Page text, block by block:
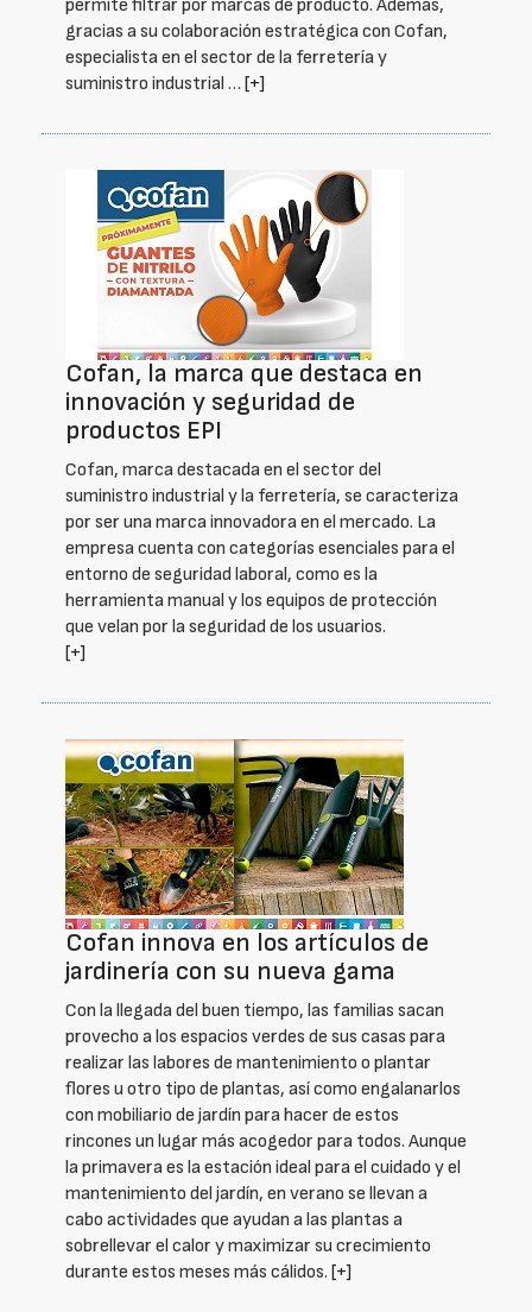
permite filtrar por marcas de producto. Además,
gracias a su colaboración estratégica con Cofan,
especialista en el sector de la ferretería y
suministro industrial … [+]
Cofan, la marca que destaca en
innovación y seguridad de
productos EPI
Cofan, marca destacada en el sector del
suministro industrial y la ferretería, se caracteriza
por ser una marca innovadora en el mercado. La
empresa cuenta con categorías esenciales para el
entorno de seguridad laboral, como es la
herramienta manual y los equipos de protección
que velan por la seguridad de los usuarios.
[+]
Cofan innova en los artículos de
jardinería con su nueva gama
Con la llegada del buen tiempo, las familias sacan
provecho a los espacios verdes de sus casas para
realizar las labores de mantenimiento o plantar
flores u otro tipo de plantas, así como engalanarlos
con mobiliario de jardín para hacer de estos
rincones un lugar más acogedor para todos. Aunque
la primavera es la estación ideal para el cuidado y el
mantenimiento del jardín, en verano se llevan a
cabo actividades que ayudan a las plantas a
sobrellevar el calor y maximizar su crecimiento
durante estos meses más cálidos. [+]